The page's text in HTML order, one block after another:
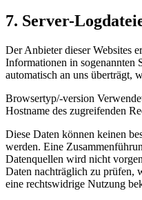
7. Server-
Der Anbieter dieser Websites
Informationen in sogenannten
automatisch an uns überträgt,
Browsertyp/-version
Hostname des zugreifenden
Diese Daten können keinen
werden. Eine
Datenquellen wird nicht
Daten nachträglich zu prüfen,
eine rechtswidrige Nutzung